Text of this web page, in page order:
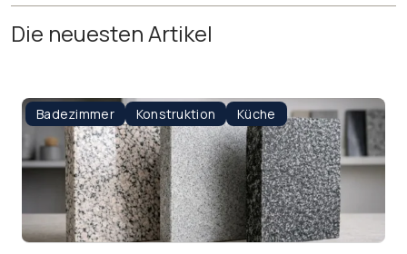
Die neuesten Artikel
Badezimmer Konstruktion Küche